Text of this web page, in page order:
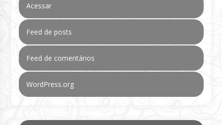
Acessar
Feed de posts
Feed de comentários
WordPress.org